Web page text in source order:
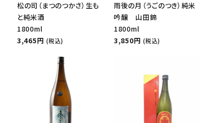
松の司（まつのつかさ）生も
と純米酒
1800ml
3,465円 (税込)
雨後の月（うごのつき）純米
吟醸 山田錦
1800ml
3,850円 (税込)